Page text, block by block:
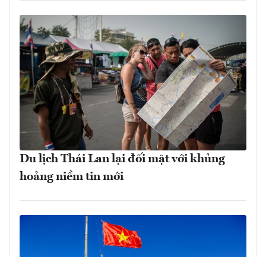
Du lịch Thái Lan lại đối mặt với khủng
hoảng niềm tin mới